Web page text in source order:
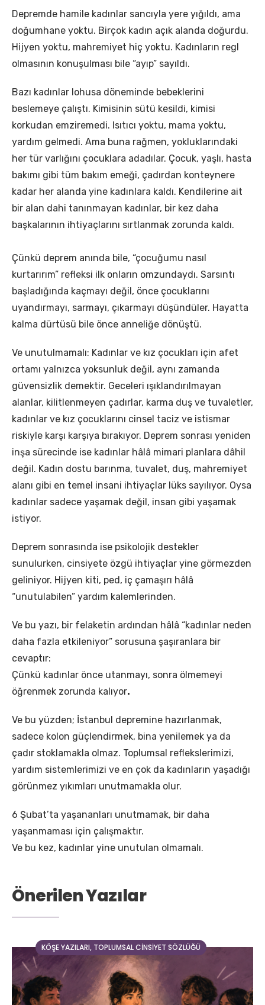
Depremde hamile kadınlar sancıyla yere yığıldı, ama
doğumhane yoktu. Birçok kadın açık alanda doğurdu.
Hijyen yoktu, mahremiyet hiç yoktu. Kadınların regl
olmasının konuşulması bile “ayıp” sayıldı.
Bazı kadınlar lohusa döneminde bebeklerini
beslemeye çalıştı. Kimisinin sütü kesildi, kimisi
korkudan emziremedi. Isıtıcı yoktu, mama yoktu,
yardım gelmedi. Ama buna rağmen, yokluklarındaki
her tür varlığını çocuklara adadılar. Çocuk, yaşlı, hasta
bakımı gibi tüm bakım emeği, çadırdan konteynere
kadar her alanda yine kadınlara kaldı. Kendilerine ait
bir alan dahi tanınmayan kadınlar, bir kez daha
başkalarının ihtiyaçlarını sırtlanmak zorunda kaldı.
Çünkü deprem anında bile, “çocuğumu nasıl
kurtarırım” refleksi ilk onların omzundaydı. Sarsıntı
başladığında kaçmayı değil, önce çocuklarını
uyandırmayı, sarmayı, çıkarmayı düşündüler. Hayatta
kalma dürtüsü bile önce anneliğe dönüştü.
Ve unutulmamalı: Kadınlar ve kız çocukları için afet
ortamı yalnızca yoksunluk değil, aynı zamanda
güvensizlik demektir. Geceleri ışıklandırılmayan
alanlar, kilitlenmeyen çadırlar, karma duş ve tuvaletler,
kadınlar ve kız çocuklarını cinsel taciz ve istismar
riskiyle karşı karşıya bırakıyor. Deprem sonrası yeniden
inşa sürecinde ise kadınlar hâlâ mimari planlara dâhil
değil. Kadın dostu barınma, tuvalet, duş, mahremiyet
alanı gibi en temel insani ihtiyaçlar lüks sayılıyor. Oysa
kadınlar sadece yaşamak değil, insan gibi yaşamak
istiyor.
Deprem sonrasında ise psikolojik destekler
sunulurken, cinsiyete özgü ihtiyaçlar yine görmezden
geliniyor. Hijyen kiti, ped, iç çamaşırı hâlâ
“unutulabilen” yardım kalemlerinden.
Ve bu yazı, bir felaketin ardından hâlâ “kadınlar neden
daha fazla etkileniyor” sorusuna şaşıranlara bir
cevaptır:
Çünkü kadınlar önce utanmayı, sonra ölmemeyi
öğrenmek zorunda kalıyor.
Ve bu yüzden; İstanbul depremine hazırlanmak,
sadece kolon güçlendirmek, bina yenilemek ya da
çadır stoklamakla olmaz. Toplumsal reflekslerimizi,
yardım sistemlerimizi ve en çok da kadınların yaşadığı
görünmez yıkımları unutmamakla olur.
6 Şubat’ta yaşananları unutmamak, bir daha
yaşanmaması için çalışmaktır.
Ve bu kez, kadınlar yine unutulan olmamalı.
Önerilen Yazılar
KÖŞE YAZILARI, TOPLUMSAL CINSIYET SÖZLÜĞÜ